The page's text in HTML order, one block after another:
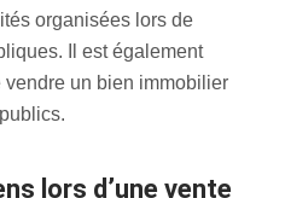
organisées lors de
Il est également
vendre un bien immobilier